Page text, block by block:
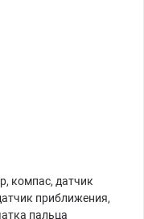
компас, датчик
приближения,
пальца